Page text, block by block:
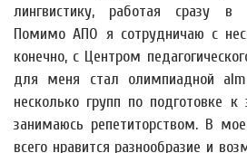
лингвистику, работая сразу в
Помимо АПО я сотрудничаю с
конечно, с Центром
для меня стал олимпиадной
несколько групп по подготовке
занимаюсь репетиторством. В
всего нравится разнообразие и